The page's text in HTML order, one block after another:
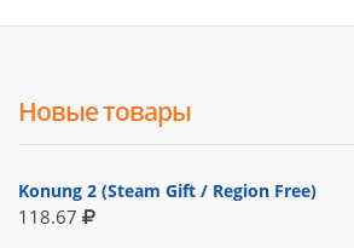
Новые товары
Konung 2 (Steam Gift / Region Free)
118.67